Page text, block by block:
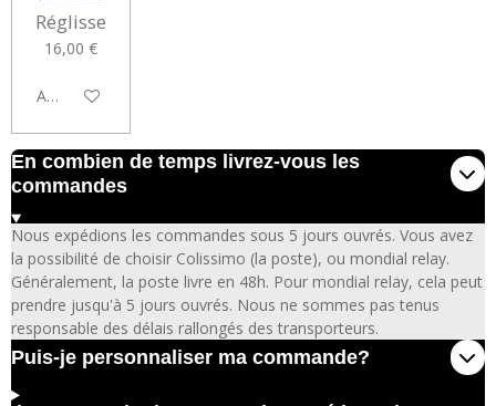
Réglisse
16,00 €
Ajouter au panier
En combien de temps livrez-vous les
commandes
Nous expédions les commandes sous 5 jours ouvrés. Vous avez
la possibilité de choisir Colissimo (la poste), ou mondial relay.
Généralement, la poste livre en 48h. Pour mondial relay, cela peut
prendre jusqu'à 5 jours ouvrés. Nous ne sommes pas tenus
responsable des délais rallongés des transporteurs.
Puis-je personnaliser ma commande?